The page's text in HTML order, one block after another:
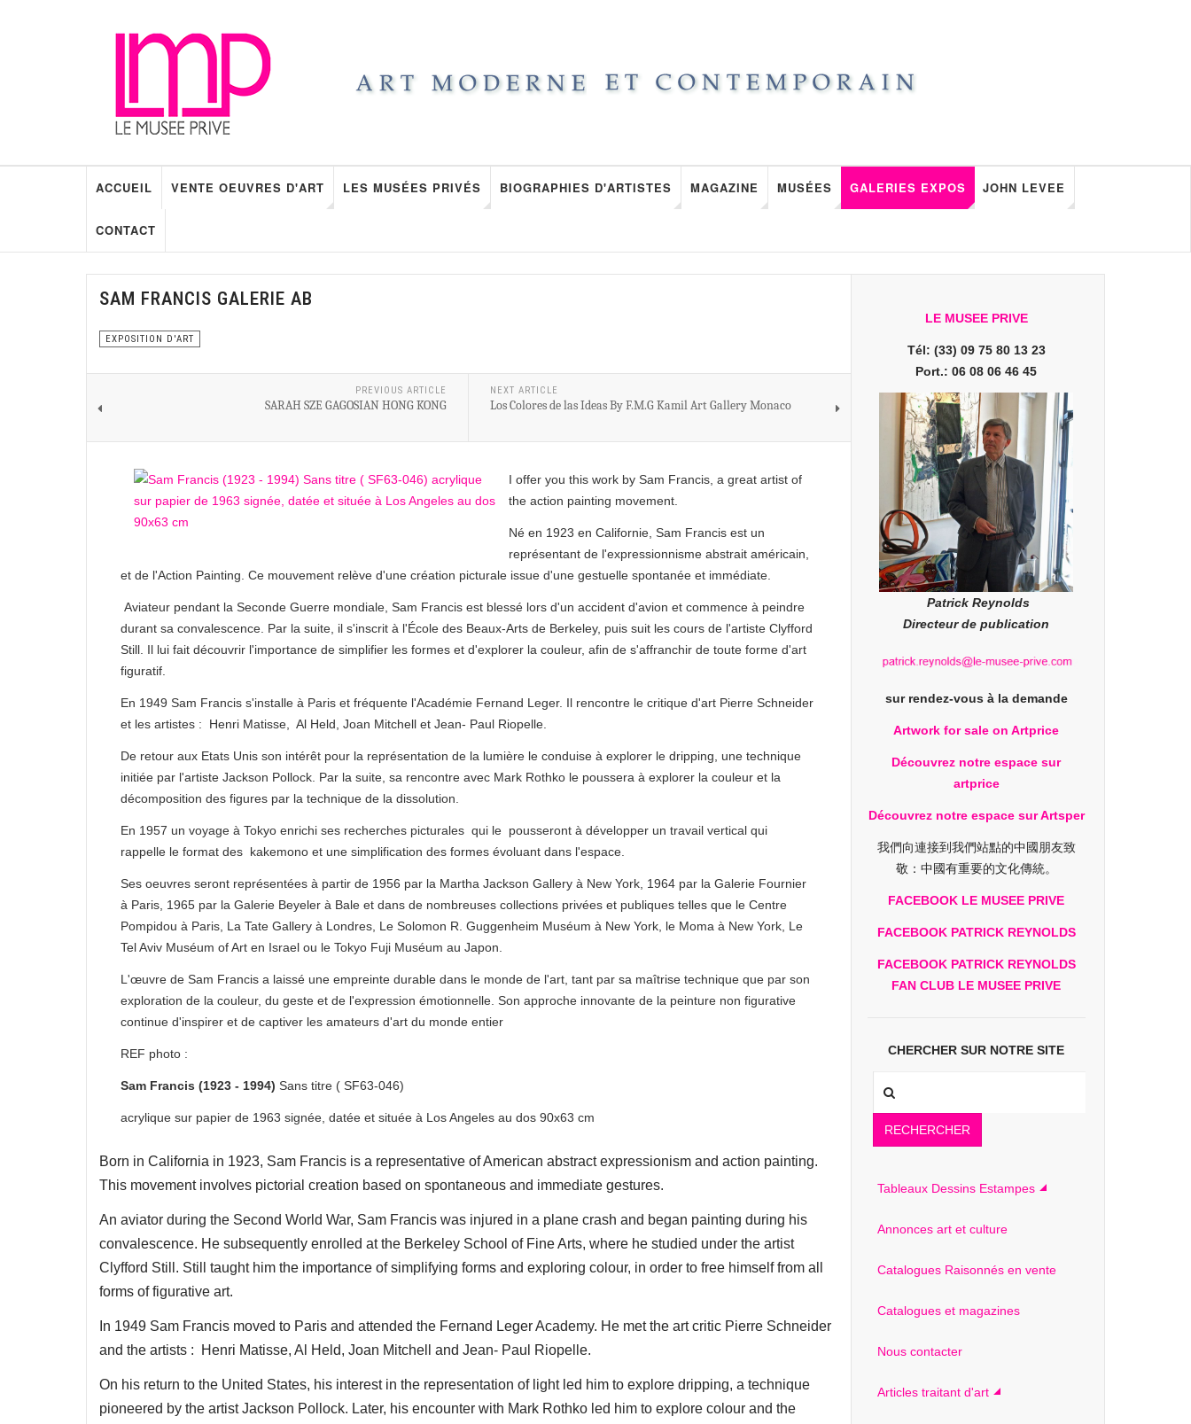
ACCUEIL VENTE OEUVRES D'ART LES MUSÉES PRIVÉS BIOGRAPHIES D'ARTISTES MAGAZINE MUSÉES GALERIES EXPOS JOHN LEVEE
CONTACT
SAM FRANCIS GALERIE AB
EXPOSITION D'ART
PREVIOUS ARTICLE
SARAH SZE GAGOSIAN HONG KONG
NEXT ARTICLE
Los Colores de las Ideas By F.M.G Kamil Art Gallery Monaco
I offer you this work by Sam Francis, a great artist of
the action painting movement.
Né en 1923 en Californie, Sam Francis est un
représentant de l'expressionnisme abstrait américain,
et de l'Action Painting. Ce mouvement relève d'une création picturale issue d'une gestuelle spontanée et immédiate.
Aviateur pendant la Seconde Guerre mondiale, Sam Francis est blessé lors d'un accident d'avion et commence à peindre
durant sa convalescence. Par la suite, il s'inscrit à l'École des Beaux-Arts de Berkeley, puis suit les cours de l'artiste Clyfford
Still. Il lui fait découvrir l'importance de simplifier les formes et d'explorer la couleur, afin de s'affranchir de toute forme d'art
figuratif.
En 1949 Sam Francis s'installe à Paris et fréquente l'Académie Fernand Leger. Il rencontre le critique d'art Pierre Schneider
et les artistes : Henri Matisse, Al Held, Joan Mitchell et Jean- Paul Riopelle.
De retour aux Etats Unis son intérêt pour la représentation de la lumière le conduise à explorer le dripping, une technique
initiée par l'artiste Jackson Pollock. Par la suite, sa rencontre avec Mark Rothko le poussera à explorer la couleur et la
décomposition des figures par la technique de la dissolution.
En 1957 un voyage à Tokyo enrichi ses recherches picturales qui le pousseront à développer un travail vertical qui
rappelle le format des kakemono et une simplification des formes évoluant dans l'espace.
Ses oeuvres seront représentées à partir de 1956 par la Martha Jackson Gallery à New York, 1964 par la Galerie Fournier
à Paris, 1965 par la Galerie Beyeler à Bale et dans de nombreuses collections privées et publiques telles que le Centre
Pompidou à Paris, La Tate Gallery à Londres, Le Solomon R. Guggenheim Muséum à New York, le Moma à New York, Le
Tel Aviv Muséum of Art en Israel ou le Tokyo Fuji Muséum au Japon.
L'œuvre de Sam Francis a laissé une empreinte durable dans le monde de l'art, tant par sa maîtrise technique que par son
exploration de la couleur, du geste et de l'expression émotionnelle. Son approche innovante de la peinture non figurative
continue d'inspirer et de captiver les amateurs d'art du monde entier
REF photo :
Sam Francis (1923 - 1994) Sans titre ( SF63-046)
acrylique sur papier de 1963 signée, datée et située à Los Angeles au dos 90x63 cm
Born in California in 1923, Sam Francis is a representative of American abstract expressionism and action painting.
This movement involves pictorial creation based on spontaneous and immediate gestures.
An aviator during the Second World War, Sam Francis was injured in a plane crash and began painting during his
convalescence. He subsequently enrolled at the Berkeley School of Fine Arts, where he studied under the artist
Clyfford Still. Still taught him the importance of simplifying forms and exploring colour, in order to free himself from all
forms of figurative art.
In 1949 Sam Francis moved to Paris and attended the Fernand Leger Academy. He met the art critic Pierre Schneider
and the artists : Henri Matisse, Al Held, Joan Mitchell and Jean- Paul Riopelle.
On his return to the United States, his interest in the representation of light led him to explore dripping, a technique
pioneered by the artist Jackson Pollock. Later, his encounter with Mark Rothko led him to explore colour and the
LE MUSEE PRIVE
Tél: (33) 09 75 80 13 23
Port.: 06 08 06 46 45
Patrick Reynolds
Directeur de publication
sur rendez-vous à la demande
Artwork for sale on Artprice
Découvrez notre espace sur
artprice
Découvrez notre espace sur Artsper
我們向連接到我們站點的中國朋友致
敬：中國有重要的文化傳統。
FACEBOOK LE MUSEE PRIVE
FACEBOOK PATRICK REYNOLDS
FACEBOOK PATRICK REYNOLDS
FAN CLUB LE MUSEE PRIVE
CHERCHER SUR NOTRE SITE
RECHERCHER
Tableaux Dessins Estampes
Annonces art et culture
Catalogues Raisonnés en vente
Catalogues et magazines
Nous contacter
Articles traitant d'art